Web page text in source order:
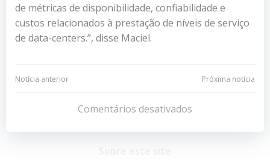
de métricas de disponibilidade, confiabilidade e
custos relacionados à prestação de níveis de serviço
de data-centers.”, disse Maciel.
Navegação
Post
Notícia anterior
Navegação
de
Post
Próxima notícia
Comentários desativados